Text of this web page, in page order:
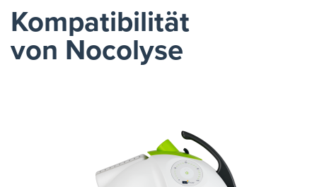
Kompatibilität
von Nocolyse